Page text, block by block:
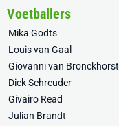
Voetballers
Mika Godts
Louis van Gaal
Giovanni van Bronckhorst
Dick Schreuder
Givairo Read
Julian Brandt